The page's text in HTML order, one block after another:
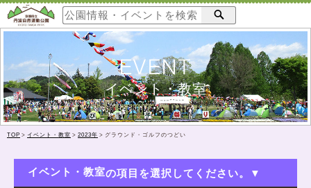
EVENT
イベント・教室
TOP > イベント・教室 > 2023年 > グラウンド・ゴルフのつどい
イベント・教室